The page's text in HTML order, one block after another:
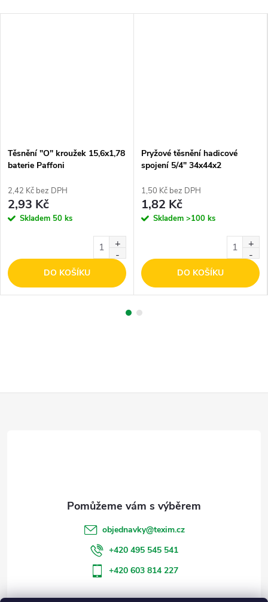
Těsnění "O" kroužek 15,6x1,78
baterie Paffoni
2,42 Kč bez DPH
2,93 Kč
Skladem 50 ks
DO KOŠÍKU
Pryžové těsnění hadicové
spojení 5/4" 34x44x2
1,50 Kč bez DPH
1,82 Kč
Skladem >100 ks
DO KOŠÍKU
objednavky@texim.cz
+420 495 545 541
+420 603 814 227